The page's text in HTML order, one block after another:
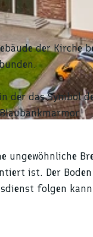
der Kirche
der das Symbol
ungewöhnliche
ist. Der
folgen